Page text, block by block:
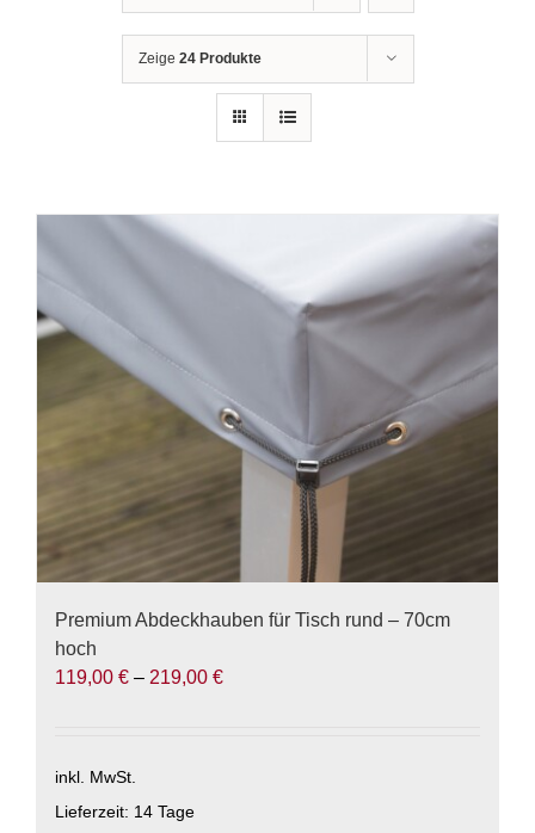
Zeige 24 Produkte
Premium Abdeckhauben für Tisch rund – 70cm
hoch
119,00 € – 219,00 €
inkl. MwSt.
Lieferzeit: 14 Tage